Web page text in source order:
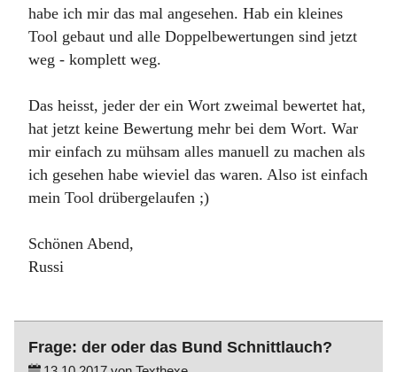
habe ich mir das mal angesehen. Hab ein kleines
Tool gebaut und alle Doppelbewertungen sind jetzt
weg - komplett weg.
Das heisst, jeder der ein Wort zweimal bewertet hat,
hat jetzt keine Bewertung mehr bei dem Wort. War
mir einfach zu mühsam alles manuell zu machen als
ich gesehen habe wieviel das waren. Also ist einfach
mein Tool drübergelaufen ;)
Schönen Abend,
Russi
Frage: der oder das Bund Schnittlauch?